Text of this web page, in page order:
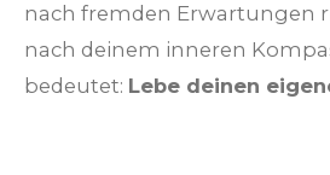
nach fremden Erwartungen
nach deinem inneren
bedeutet: Lebe deinen